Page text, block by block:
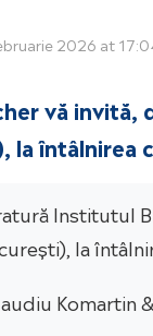
2026 at
vă invită,
la întâlnirea
Institutul
la
Komartin